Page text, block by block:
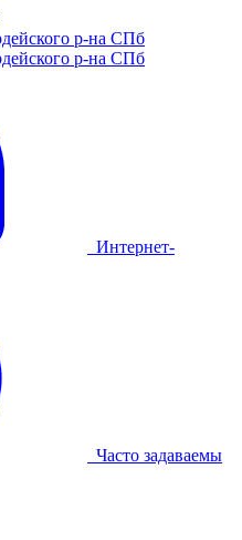
Интернет-
Часто задаваемы